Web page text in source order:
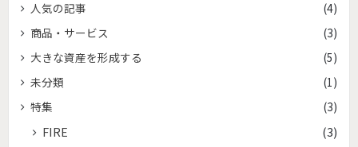
人気の記事
(4)
商品・サービス
(3)
大きな資産を形成する
(5)
未分類
(1)
特集
(3)
FIRE (3)